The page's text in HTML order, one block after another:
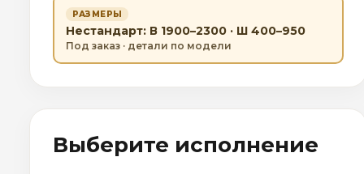
РАЗМЕРЫ
Нестандарт: В 1900–2300 · Ш 400–950
Под заказ · детали по модели
Выберите исполнение